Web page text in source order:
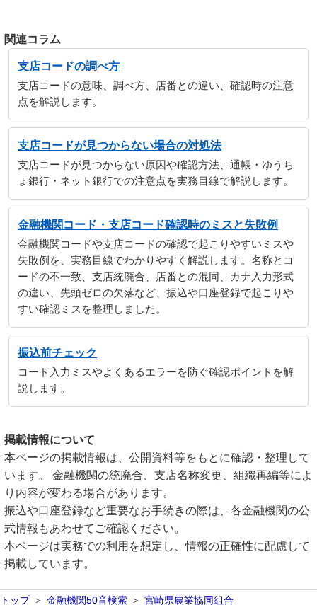
関連コラム
支店コードの調べ方
支店コードの意味、調べ方、店番との違い、確認時の注意
点を解説します。
支店コードが見つからない場合の対処法
支店コードが見つからない原因や確認方法、通帳・ゆうち
ょ銀行・ネット銀行での注意点を実務目線で解説します。
金融機関コード・支店コード確認時のミスと失敗例
金融機関コードや支店コードの確認で起こりやすいミスや
失敗例を、実務目線でわかりやすく解説します。名称とコ
ードの不一致、支店統廃合、店番との混同、カナ入力形式
の違い、先頭ゼロの欠落など、振込や口座登録で起こりや
すい確認ミスを整理しました。
振込前チェック
コード入力ミスやよくあるエラーを防ぐ確認ポイントを解
説します。
掲載情報について
本ページの掲載情報は、公開資料等をもとに確認・整理して
います。 金融機関の統廃合、支店名称変更、組織再編等によ
り内容が変わる場合があります。
振込や口座登録など重要なお手続きの際は、各金融機関の公
式情報もあわせてご確認ください。
本ページは実務での利用を想定し、情報の正確性に配慮して
掲載しています。
トップ 金融機関50音検索 宮崎県農業協同組合